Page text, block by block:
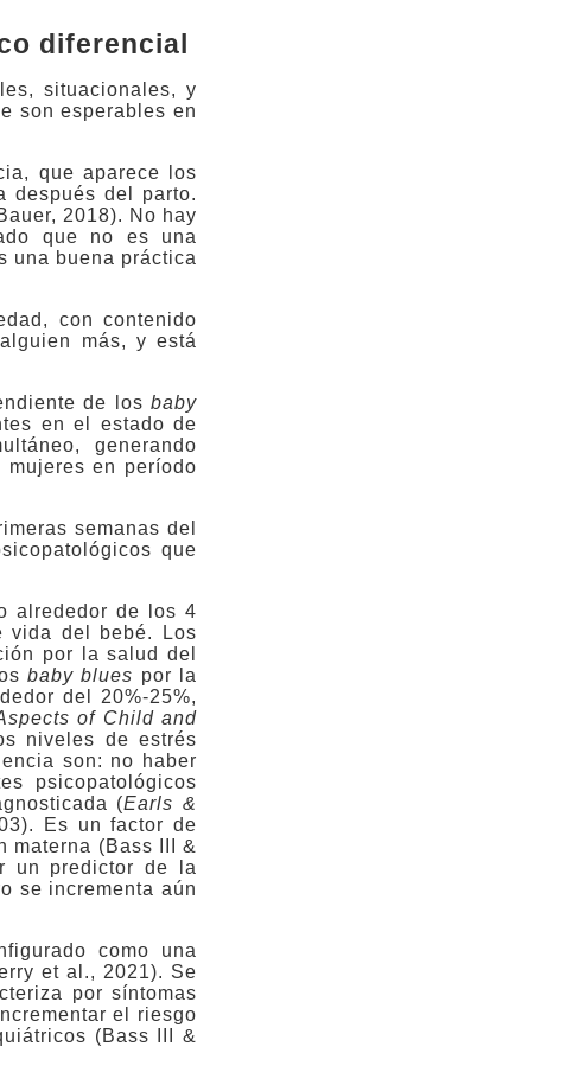
diferencial
situacionales, y
son esperables en
que aparece los
después del parto.
2018). No hay
que no es una
una buena práctica
con contenido
más, y está
de losbaby
en el estado de
generando
en período
semanas del
que
alrededor de los 4
vida del bebé. Los
por la salud del
baby blues por la
del 20%-25%,
of Child and
niveles de estrés
son: no haber
psicopatológicos
(Earls &
Es un factor de
materna (Bass III &
un predictor de la
se incrementa aún
como una
et al., 2021). Se
por síntomas
el riesgo
(Bass III &